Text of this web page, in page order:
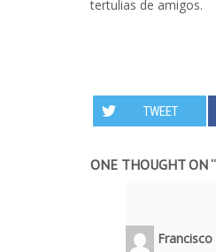
tertulias de amigos.
TWEET
ONE THOUGHT ON “
Francisco